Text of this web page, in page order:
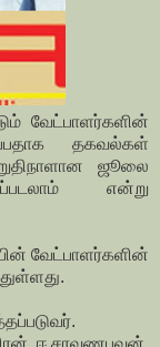
வேட்பாளர்களின்
தகவல்கள்
ஜூலை
என்று
வேட்பாளர்களின்